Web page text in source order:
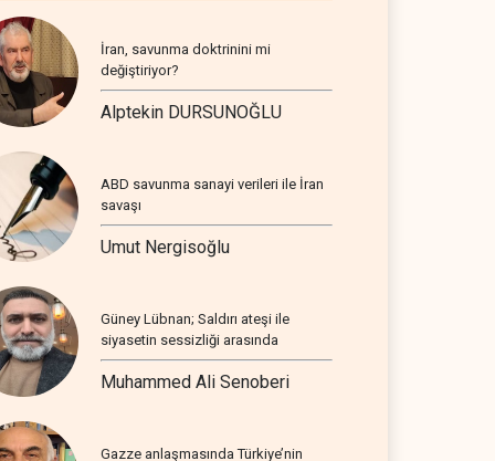
İran, savunma doktrinini mi
değiştiriyor?
Alptekin DURSUNOĞLU
ABD savunma sanayi verileri ile İran
savaşı
Umut Nergisoğlu
Güney Lübnan; Saldırı ateşi ile
siyasetin sessizliği arasında
Muhammed Ali Senoberi
Gazze anlaşmasında Türkiye’nin